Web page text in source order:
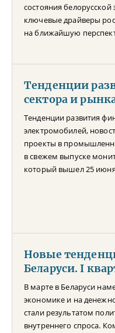
состояния
ключевые драйверы
на ближайшую
Тенденции
сектора и
Тенденции развития
электромобилей,
проекты в
в свежем выпуске
который вышел 25
Новые
Беларуси. I
В марте в Беларуси
экономике и на
стали результатом
внутреннего спроса.